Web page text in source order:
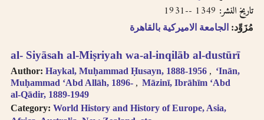
searching
technologies for
Arabic OCR develop,
we intend to
introduce full-text
المسترجع باللغتين العربية
والانجليزية ولكنها لا تقدّم
إمكانية البحث بالنص الكامل.
سنقوم بتوفير هذا البحث
عندما تتطوّر إمكانية استخدام
تقنيّة التعرّف الضوئي على
النصوص المرقمنة للكتب
al- Siyāsah al-Miṣriyah wa-al-inqilāb al-dustūrī
Author: Haykal, Muḥammad Ḥusayn, 1888-1956
ʻInān,
Muḥammad ʻAbd Allāh, 1896-
Māzinī, Ibrāhīm ʻAbd
al-Qādir, 1889-1949
Category: World History and History of Europe, Asia,
تاريخ النشر:
مُزَوِّد: الجامعة الاميركية بالقاهرة